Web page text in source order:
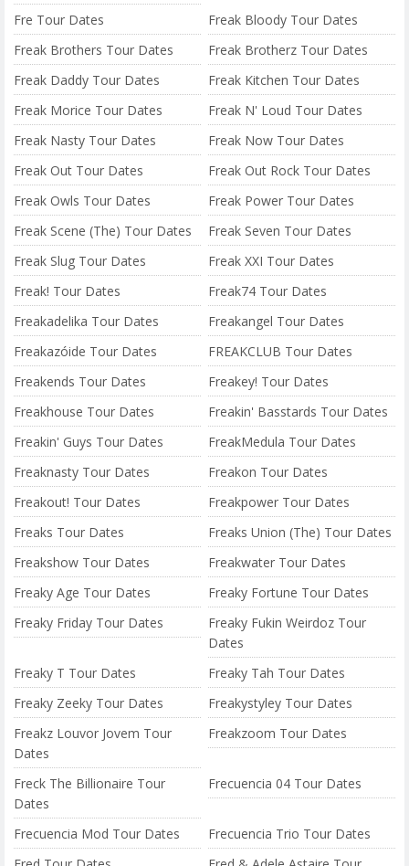
Fre Tour Dates
Freak Bloody Tour Dates
Freak Brothers Tour Dates
Freak Brotherz Tour Dates
Freak Daddy Tour Dates
Freak Kitchen Tour Dates
Freak Morice Tour Dates
Freak N' Loud Tour Dates
Freak Nasty Tour Dates
Freak Now Tour Dates
Freak Out Tour Dates
Freak Out Rock Tour Dates
Freak Owls Tour Dates
Freak Power Tour Dates
Freak Scene (The) Tour Dates
Freak Seven Tour Dates
Freak Slug Tour Dates
Freak XXI Tour Dates
Freak! Tour Dates
Freak74 Tour Dates
Freakadelika Tour Dates
Freakangel Tour Dates
Freakazóide Tour Dates
FREAKCLUB Tour Dates
Freakends Tour Dates
Freakey! Tour Dates
Freakhouse Tour Dates
Freakin' Basstards Tour Dates
Freakin' Guys Tour Dates
FreakMedula Tour Dates
Freaknasty Tour Dates
Freakon Tour Dates
Freakout! Tour Dates
Freakpower Tour Dates
Freaks Tour Dates
Freaks Union (The) Tour Dates
Freakshow Tour Dates
Freakwater Tour Dates
Freaky Age Tour Dates
Freaky Fortune Tour Dates
Freaky Friday Tour Dates
Freaky Fukin Weirdoz Tour
Dates
Freaky T Tour Dates
Freaky Tah Tour Dates
Freaky Zeeky Tour Dates
Freakystyley Tour Dates
Freakz Louvor Jovem Tour
Dates
Freakzoom Tour Dates
Freck The Billionaire Tour
Dates
Frecuencia 04 Tour Dates
Frecuencia Mod Tour Dates
Frecuencia Trio Tour Dates